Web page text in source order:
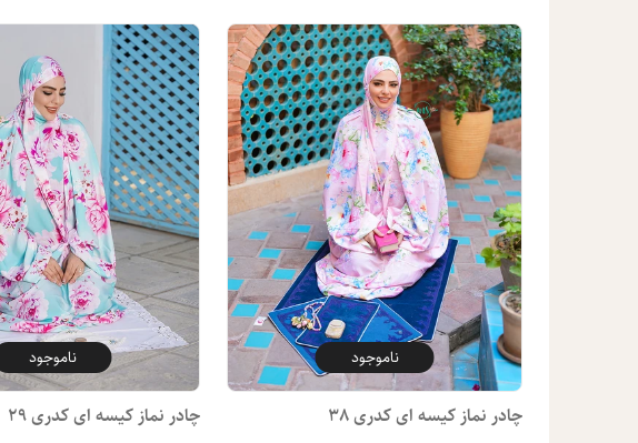
ناموجود
چادر نماز کیسه ای کدری 38
ناموجود
چادر نماز کیسه ای کدری 29